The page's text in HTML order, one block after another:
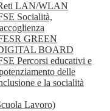
LAN/WLAN
Socialità,
GREEN
BOARD
Percorsi educativi e
delle
e la socialità
Lavoro)